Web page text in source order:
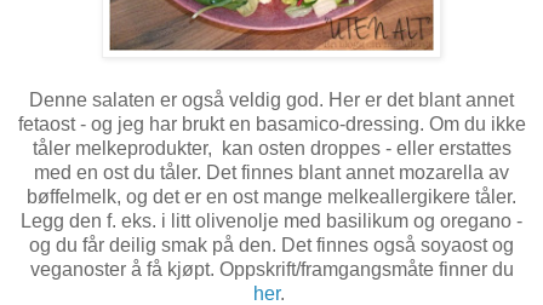
Denne salaten er også veldig god. Her er det blant annet
fetaost - og jeg har brukt en basamico-dressing. Om du ikke
tåler melkeprodukter, kan osten droppes - eller erstattes
med en ost du tåler. Det finnes blant annet mozarella av
bøffelmelk, og det er en ost mange melkeallergikere tåler.
Legg den f. eks. i litt olivenolje med basilikum og oregano -
og du får deilig smak på den. Det finnes også soyaost og
veganoster å få kjøpt. Oppskrift/framgangsmåte finner du
her.